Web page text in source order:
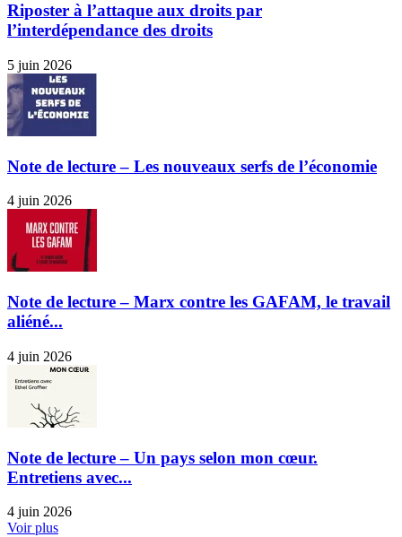
Riposter à l’attaque aux droits par
l’interdépendance des droits
5 juin 2026
Note de lecture – Les nouveaux serfs de l’économie
4 juin 2026
Note de lecture – Marx contre les GAFAM, le travail
aliéné...
4 juin 2026
Note de lecture – Un pays selon mon cœur.
Entretiens avec...
4 juin 2026
Voir plus